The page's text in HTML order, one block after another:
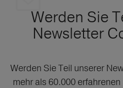
Werden Sie
Newsletter
Werden Sie Teil unserer
mehr als 60.000